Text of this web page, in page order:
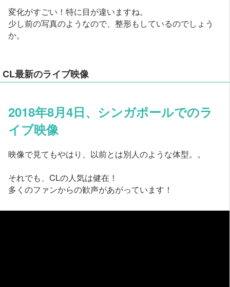
変化がすごい！特に目が違いますね。
少し前の写真のようなので、整形もしているのでしょう
か。
CL最新のライブ映像
2018年8月4日、シンガポールでのラ
イブ映像
映像で見てもやはり、以前とは別人のような体型。。
それでも、CLの人気は健在！
多くのファンからの歓声があがっています！